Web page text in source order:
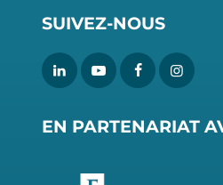
SUIVEZ-NOUS
EN PARTENARIAT